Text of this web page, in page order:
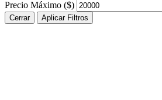
Precio Máximo ($)
Cerrar Aplicar Filtros